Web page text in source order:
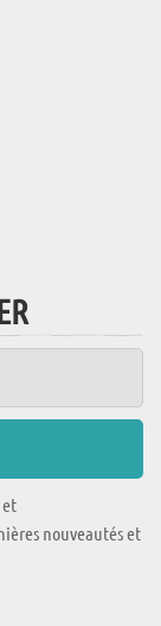
nouveautés et